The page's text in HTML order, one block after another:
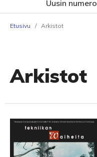
Uusin numero
Etusivu / Arkistot
Arkistot